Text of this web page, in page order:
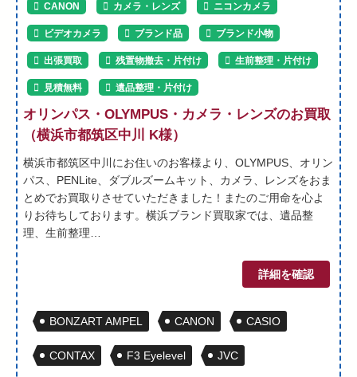
CANON カメラ・レンズ ニコンカメラ
ビデオカメラ ブランド品 ブランド小物
出張買取 残置物撤去・片付け 生前整理・片付け
見積無料 遺品整理・片付け
オリンパス・OLYMPUS・カメラ・レンズのお買取
（横浜市都筑区中川 K様）
横浜市都筑区中川にお住いのお客様より、OLYMPUS、オリン
パス、PENLite、ダブルズームキット、カメラ、レンズをおま
とめでお買取りさせていただきました！またのご用命を心よ
りお待ちしております。横浜ブランド買取家では、遺品整
理、生前整理…
詳細を確認
BONZART AMPEL CANON CASIO
CONTAX F3 Eyelevel JVC